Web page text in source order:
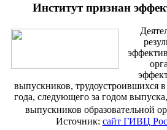
Институт признан
выпускников, трудоустроившихся
года, следующего за годом
выпускников образовательной
Источник: сайт ГИВЦ